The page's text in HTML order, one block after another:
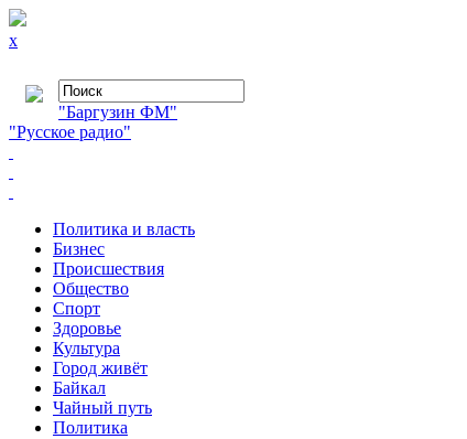
x
"Баргузин ФМ"
"Русское радио"
Политика и власть
Бизнес
Происшествия
Общество
Cпорт
Здоровье
Культура
Город живёт
Байкал
Чайный путь
Политика